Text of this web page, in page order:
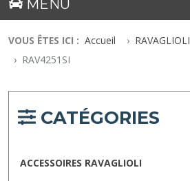
MENU
VOUS ÊTES ICI : Accueil RAVAGLIOLI
RAV4251SI
CATÉGORIES
ACCESSOIRES RAVAGLIOLI